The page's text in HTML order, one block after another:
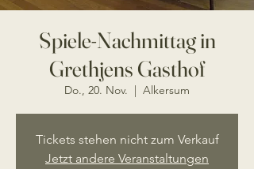
Spiele-Nachmittag in
Grethjens Gasthof
Do., 20. Nov.
  |
Alkersum
Tickets stehen nicht zum Verkauf
Jetzt andere Veranstaltungen